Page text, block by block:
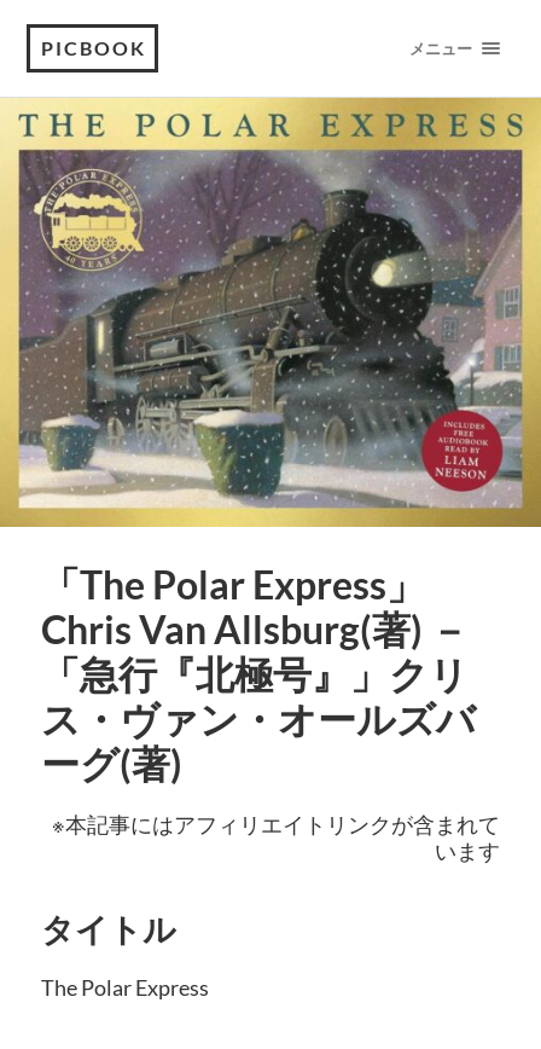
PICBOOK メニュー
「The Polar Express」
Chris Van Allsburg(著) －
「急行『北極号』」クリ
ス・ヴァン・オールズバ
ーグ(著)
※本記事にはアフィリエイトリンクが含まれて
います
タイトル
The Polar Express